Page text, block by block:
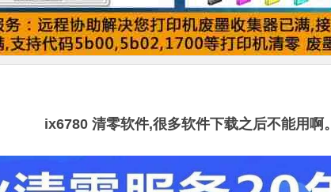
ix6780 清零软件,很多软件下载之后不能用啊。